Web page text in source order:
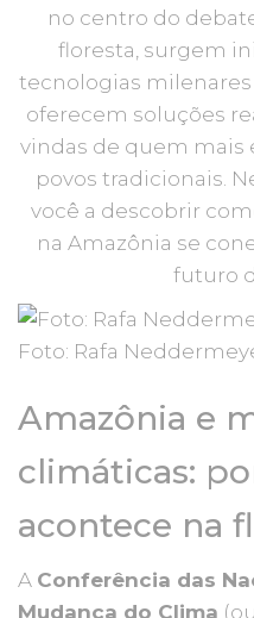
no centro do
floresta, surgem
tecnologias milenares
oferecem soluções
vindas de quem mais
povos tradicionais.
você a descobrir
na Amazônia se
futuro
Foto: Rafa
Amazônia e
climáticas:
acontece na
A Conferência das
Mudança do Clima